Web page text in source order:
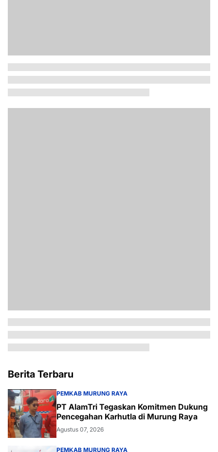
Berita Terbaru
PEMKAB MURUNG RAYA
PT AlamTri Tegaskan Komitmen Dukung
Pencegahan Karhutla di Murung Raya
Agustus 07, 2026
PEMKAB MURUNG RAYA